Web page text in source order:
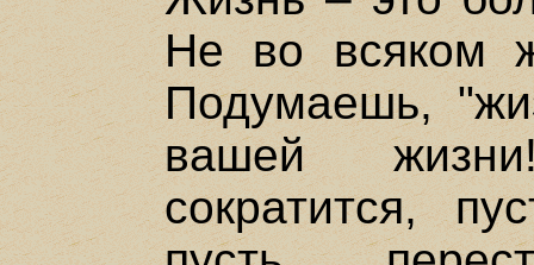
Не во всяком
Подумаешь,
вашей
сократится,